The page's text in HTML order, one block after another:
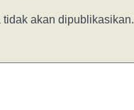
akan dipublikasikan.